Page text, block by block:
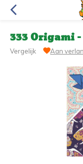
333 Origami
Vergelijk Aan